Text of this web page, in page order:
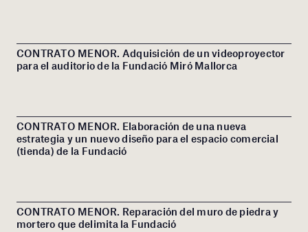
CONTRATO MENOR. Adquisición de un videoproyector
para el auditorio de la Fundació Miró Mallorca
CONTRATO MENOR. Elaboración de una nueva
estrategia y un nuevo diseño para el espacio comercial
(tienda) de la Fundació
CONTRATO MENOR. Reparación del muro de piedra y
mortero que delimita la Fundació